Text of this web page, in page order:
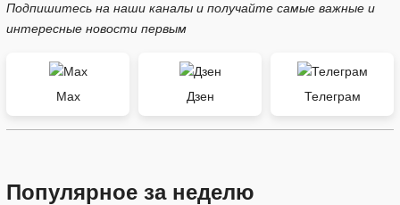
Подпишитесь на наши каналы и получайте самые важные и
интересные новости первым
Max Дзен Телеграм
Популярное за неделю